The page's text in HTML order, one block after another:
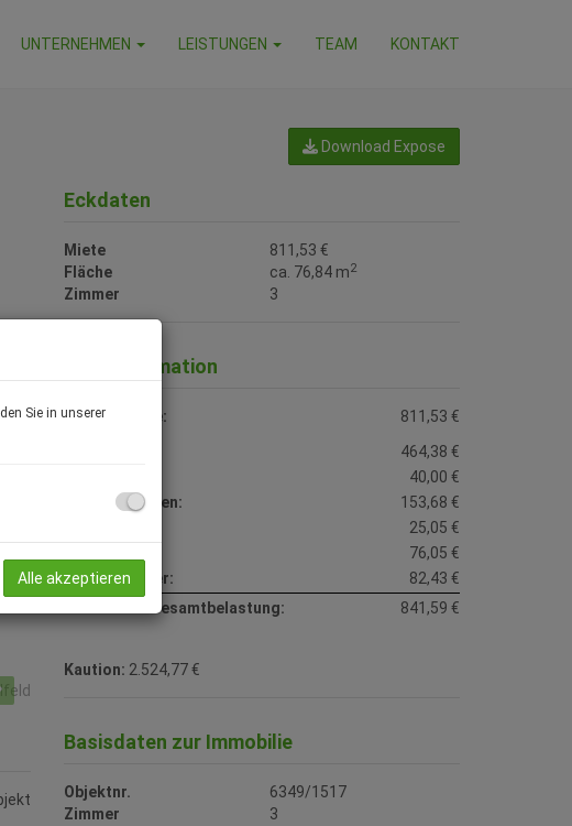
UNTERNEHMEN LEISTUNGEN TEAM KONTAKT
Download Expose
Eckdaten
Miete
811,53 €
Fläche
ca. 76,84 m2
Zimmer 3
Preisinformation
Gesamtmiete:
811,53 €
464,38 €
40,00 €
Betriebskosten:
153,68 €
25,05 €
76,05 €
Umsatzsteuer:
82,43 €
monatliche Gesamtbelastung:
841,59 €
Kaution: 2.524,77 €
Basisdaten zur Immobilie
Objektnr.
6349/1517
Zimmer
3
Sie in unserer
Alle akzeptieren